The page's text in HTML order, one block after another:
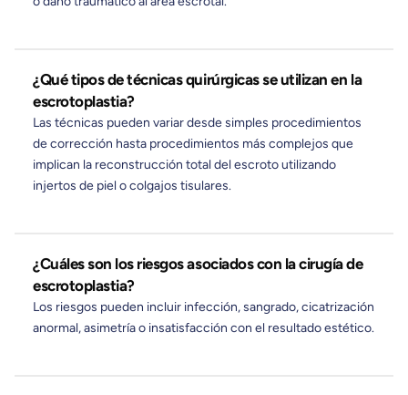
¿Qué tipos de técnicas quirúrgicas se utilizan en la
escrotoplastia?
Las técnicas pueden variar desde simples procedimientos
de corrección hasta procedimientos más complejos que
implican la reconstrucción total del escroto utilizando
injertos de piel o colgajos tisulares.
¿Cuáles son los riesgos asociados con la cirugía de
escrotoplastia?
Los riesgos pueden incluir infección, sangrado, cicatrización
anormal, asimetría o insatisfacción con el resultado estético.